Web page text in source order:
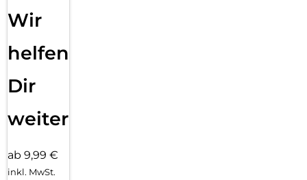
Wir
helfen
Dir
weiter
ab 9,99 €
inkl. MwSt.